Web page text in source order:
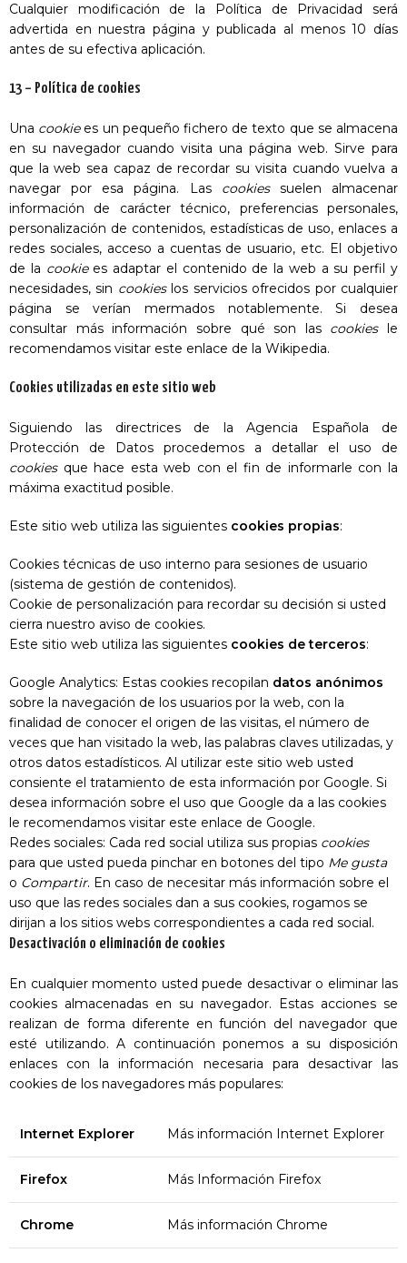
Cualquier modificación de la Política de Privacidad será
advertida en nuestra página y publicada al menos 10 días
antes de su efectiva aplicación.
13 – Política de cookies
Una cookiees un pequeño fichero de texto que se almacena
en su navegador cuando visita una página web. Sirve para
que la web sea capaz de recordar su visita cuando vuelva a
navegar por esa página. Las cookiessuelen almacenar
información de carácter técnico, preferencias personales,
personalización de contenidos, estadísticas de uso, enlaces a
redes sociales, acceso a cuentas de usuario, etc. El objetivo
de la cookiees adaptar el contenido de la web a su perfil y
necesidades, sin cookieslos servicios ofrecidos por cualquier
página se verían mermados notablemente. Si desea
consultar más información sobre qué son las cookiesle
recomendamos visitar este enlace de la Wikipedia.
Cookies utilizadas en este sitio web
Siguiendo las directrices de la Agencia Española de
Protección de Datos procedemos a detallar el uso de
cookiesque hace esta web con el fin de informarle con la
máxima exactitud posible.
Este sitio web utiliza las siguientes cookies propias:
Cookies técnicas de uso interno para sesiones de usuario
(sistema de gestión de contenidos).
Cookie de personalización para recordar su decisión si usted
cierra nuestro aviso de cookies.
Este sitio web utiliza las siguientes cookies de terceros:
Google Analytics: Estas cookies recopilan datos anónimos
sobre la navegación de los usuarios por la web, con la
finalidad de conocer el origen de las visitas, el número de
veces que han visitado la web, las palabras claves utilizadas, y
otros datos estadísticos. Al utilizar este sitio web usted
consiente el tratamiento de esta información por Google. Si
desea información sobre el uso que Google da a las cookies
le recomendamos visitar este enlace de Google.
Redes sociales: Cada red social utiliza sus propias cookies
para que usted pueda pinchar en botones del tipo Me gusta
o Compartir. En caso de necesitar más información sobre el
uso que las redes sociales dan a sus cookies, rogamos se
dirijan a los sitios webs correspondientes a cada red social.
Desactivación o eliminación de cookies
En cualquier momento usted puede desactivar o eliminar las
cookies almacenadas en su navegador. Estas acciones se
realizan de forma diferente en función del navegador que
esté utilizando. A continuación ponemos a su disposición
enlaces con la información necesaria para desactivar las
cookies de los navegadores más populares:
Internet Explorer Más información Internet Explorer
Firefox Más Información Firefox
Chrome Más información Chrome